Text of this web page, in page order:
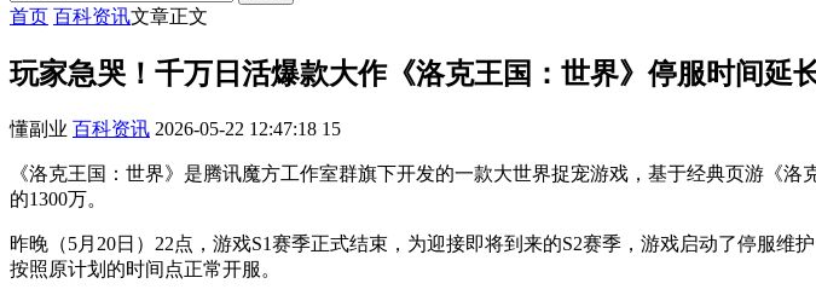
首页 百科资讯文章正文
玩家急哭！千万日活爆款大作《洛克王国：世界》停服时间延
懂副业 百科资讯 2026-05-22 12:47:18 15
《洛克王国：世界》是腾讯魔方工作室群旗下开发的一款大世界捉宠游戏，基于经典页游《
的1300万。
昨晚（5月20日）22点，游戏S1赛季正式结束，为迎接即将到来的S2赛季，游戏启动了停服
按照原计划的时间点正常开服。